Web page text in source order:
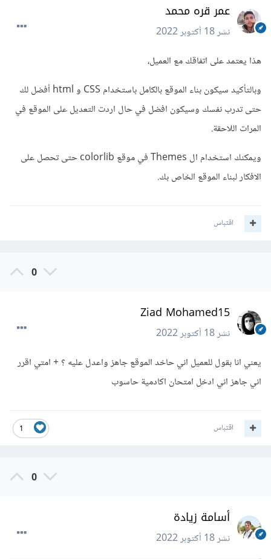
عمر قره محمد
نشر18 أكتوبر 2022
هذا يعتمد على اتفاقك مع العميل،
وبالتأكيد سيكون بناء الموقع بالكامل باستخدام CSS و html أفضل لك
حتى تدرب نفسك وسيكون افضل في حال اردت التعديل على الموقع في
المرات اللاحقة.
ويمكنك استخدام ال Themes في موقع colorlib حتى تحصل على
الافكار لبناء الموقع الخاص بك.
اقتباس
0
Ziad Mohamed15
نشر18 أكتوبر 2022
يعني انا بقول للعميل اني حاخد الموقع جاهز واعدل عليه ؟ + امتي اقرر
اني جاهز اني ادخل امتحان اكادمية حاسوب
1 اقتباس
0
أسامة زيادة
نشر18 أكتوبر 2022